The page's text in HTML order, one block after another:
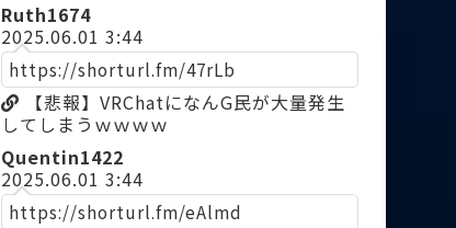
Ruth1674
2025.06.01 3:44
https://shorturl.fm/47rLb
【悲報】VRChatになんG民が大量発生
してしまうｗｗｗｗ
Quentin1422
2025.06.01 3:44
https://shorturl.fm/eAlmd